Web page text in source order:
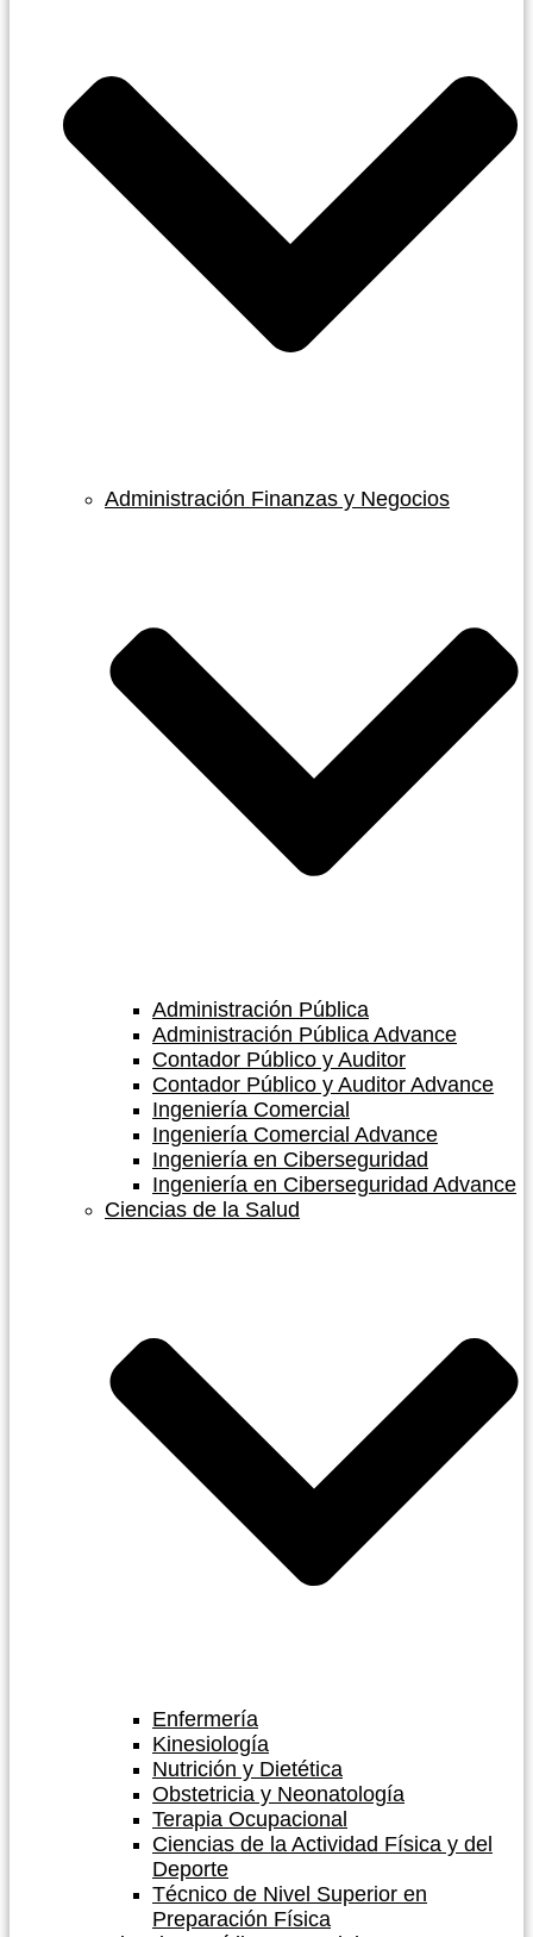
Administración Finanzas y Negocios
Administración Pública
Administración Pública Advance
Contador Público y Auditor
Contador Público y Auditor Advance
Ingeniería Comercial
Ingeniería Comercial Advance
Ingeniería en Ciberseguridad
Ingeniería en Ciberseguridad Advance
Ciencias de la Salud
Enfermería
Kinesiología
Nutrición y Dietética
Obstetricia y Neonatología
Terapia Ocupacional
Ciencias de la Actividad Física y del
Deporte
Técnico de Nivel Superior en
Preparación Física